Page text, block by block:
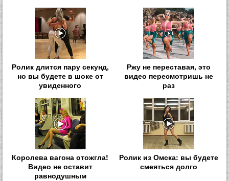
Ролик длится пару секунд,
но вы будете в шоке от
увиденного
Ржу не переставая, это
видео пересмотришь не
раз
Королева вагона отожгла!
Видео не оставит
равнодушным
Ролик из Омска: вы будете
смеяться долго